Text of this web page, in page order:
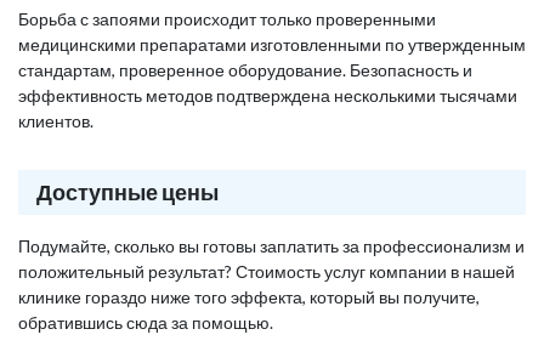
Борьба с запоями происходит только проверенными
медицинскими препаратами изготовленными по утвержденным
стандартам, проверенное оборудование. Безопасность и
эффективность методов подтверждена несколькими тысячами
клиентов.
Доступные цены
Подумайте, сколько вы готовы заплатить за профессионализм и
положительный результат? Стоимость услуг компании в нашей
клинике гораздо ниже того эффекта, который вы получите,
обратившись сюда за помощью.